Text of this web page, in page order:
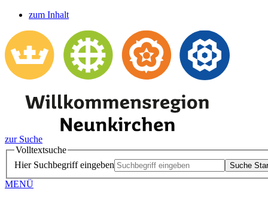
zum Inhalt
zur Suche
Volltextsuche
Hier Suchbegriff eingeben
Suche
MENÜ